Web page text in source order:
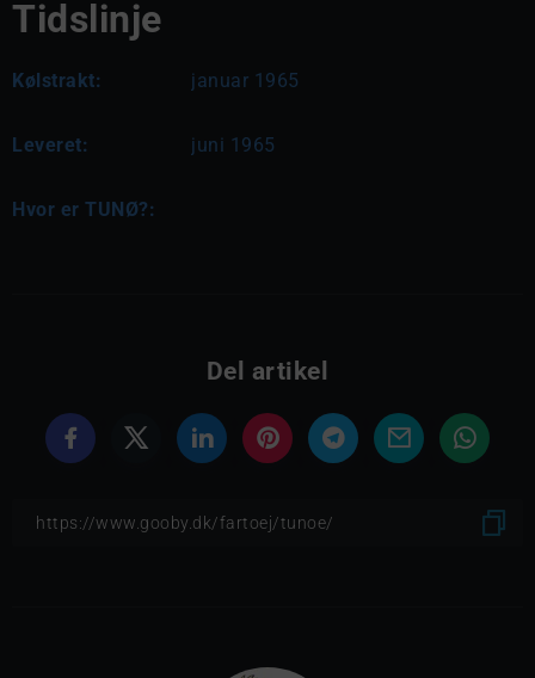
Tidslinje
Kølstrakt: januar 1965
Leveret: juni 1965
Hvor er TUNØ?:
Del artikel